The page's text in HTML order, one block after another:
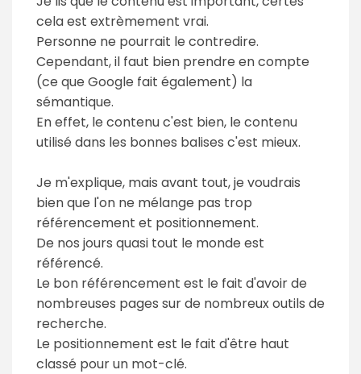
cela est extrèmement vrai.
Personne ne pourrait le contredire.
Cependant, il faut bien prendre en compte
(ce que Google fait également) la
sémantique.
En effet, le contenu c'est bien, le contenu
utilisé dans les bonnes balises c'est mieux.
Je m'explique, mais avant tout, je voudrais
bien que l'on ne mélange pas trop
référencement et positionnement.
De nos jours quasi tout le monde est
référencé.
Le bon référencement est le fait d'avoir de
nombreuses pages sur de nombreux outils de
recherche.
Le positionnement est le fait d'être haut
classé pour un mot-clé.